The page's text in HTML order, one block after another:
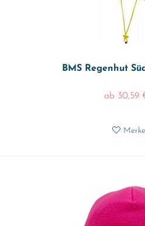
BMS Regenhut
ab 30,59